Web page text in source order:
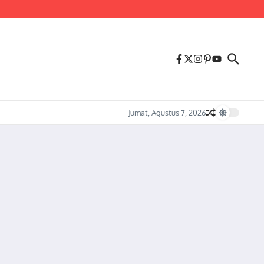
Melonjaknya Harga dan Kelangkaan Solar Bersubsidi.
Jumat, Agustus 7, 2026